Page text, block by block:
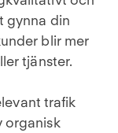
gynna din
blir mer
tjänster.
trafik
organisk